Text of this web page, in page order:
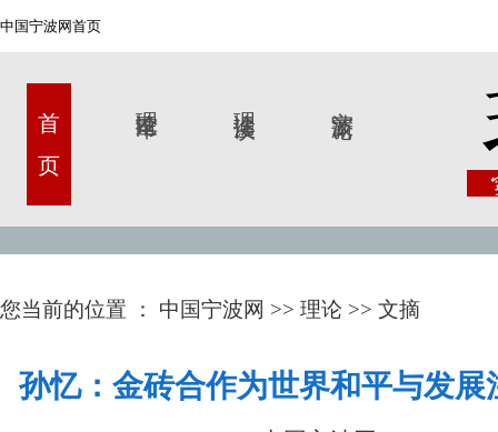
中国宁波网首页
首 页
您当前的位置 ： 中国宁波网 >> 理论 >> 文摘
孙忆：金砖合作为世界和平与发展